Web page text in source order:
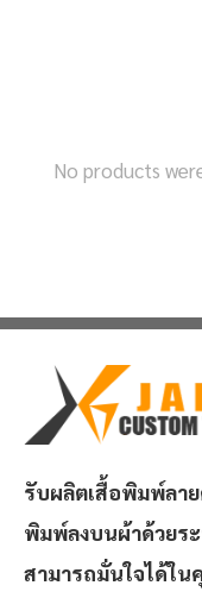
No products
รับผลิตเสื้อพิมพ์ลา
พิมพ์ลงบนผ้าด้วยร
สามารถมั่นใจได้ใ